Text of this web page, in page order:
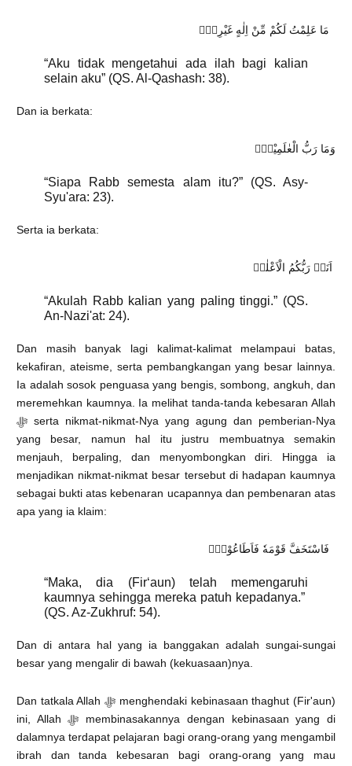
مَا عَلِمْتُ لَكُمْ مِّنْ اِلٰهٍ غَيْرِيْۚ
“Aku tidak mengetahui ada ilah bagi kalian
selain aku” (QS. Al-Qashash: 38).
Dan ia berkata:
وَمَا رَبُّ الْعٰلَمِيْنَۗ
“Siapa Rabb semesta alam itu?” (QS. Asy-
Syu'ara: 23).
Serta ia berkata:
اَنَا۠ رَبُّكُمُ الْاَعْلٰىۖ
“Akulah Rabb kalian yang paling tinggi.” (QS.
An-Nazi'at: 24).
Dan masih banyak lagi kalimat-kalimat melampaui batas,
kekafiran, ateisme, serta pembangkangan yang besar lainnya.
Ia adalah sosok penguasa yang bengis, sombong, angkuh, dan
meremehkan kaumnya. Ia melihat tanda-tanda kebesaran Allah
ﷻ serta nikmat-nikmat-Nya yang agung dan pemberian-Nya
yang besar, namun hal itu justru membuatnya semakin
menjauh, berpaling, dan menyombongkan diri. Hingga ia
menjadikan nikmat-nikmat besar tersebut di hadapan kaumnya
sebagai bukti atas kebenaran ucapannya dan pembenaran atas
apa yang ia klaim:
فَاسْتَخَفَّ قَوْمَهٗ فَاَطَاعُوْهُۗ
“Maka, dia (Fir‘aun) telah memengaruhi
kaumnya sehingga mereka patuh kepadanya.”
(QS. Az-Zukhruf: 54).
Dan di antara hal yang ia banggakan adalah sungai-sungai
besar yang mengalir di bawah (kekuasaan)nya.
Dan tatkala Allah ﷻ menghendaki kebinasaan thaghut (Fir'aun)
ini, Allah ﷻ membinasakannya dengan kebinasaan yang di
dalamnya terdapat pelajaran bagi orang-orang yang mengambil
ibrah dan tanda kebesaran bagi orang-orang yang mau